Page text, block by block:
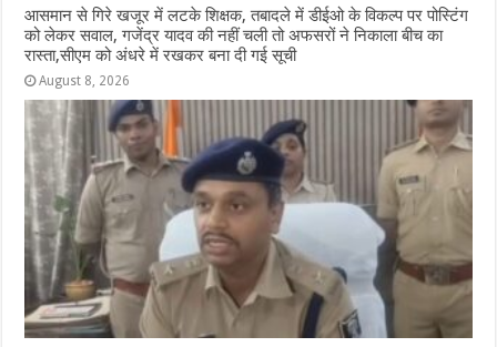
आसमान से गिरे खजूर में लटके शिक्षक, तबादले में डीईओ के विकल्प पर पोस्टिंग
को लेकर सवाल, गजेंद्र यादव की नहीं चली तो अफसरों ने निकाला बीच का
रास्ता,सीएम को अंधरे में रखकर बना दी गई सूची
August 8, 2026